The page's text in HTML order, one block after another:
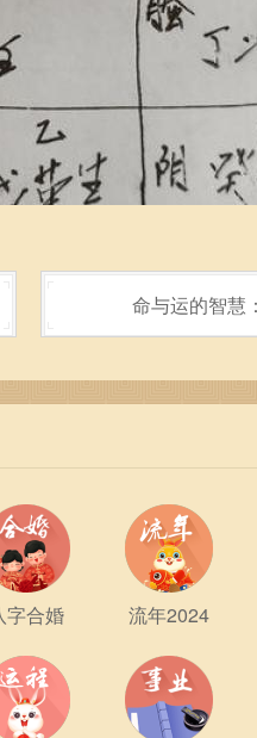
命与运的智慧
字合婚 流年2024